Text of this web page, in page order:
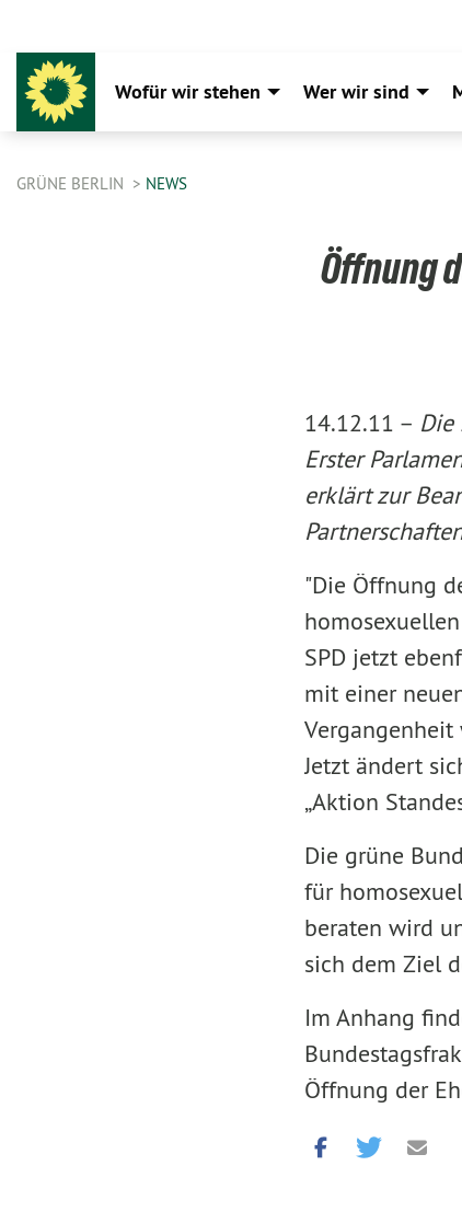
Wofür wir stehen Wer wir sind
GRÜNE BERLIN NEWS
Öffnung
14.12.11 – Die
Erster
erklärt zur
"Die Öffnung
SPD jetzt
mit einer
Jetzt ändert
„Aktion
Die grüne
für
beraten wird
sich dem Ziel
Im Anhang
Öffnung der